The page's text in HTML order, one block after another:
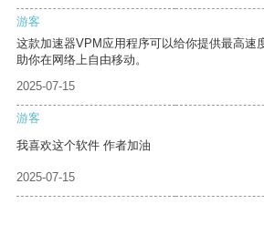
游客
这款加速器VPM应用程序可以给你提供最高速
助你在网络上自由移动。
2025-07-15
游客
我喜欢这个软件 作者加油
2025-07-15